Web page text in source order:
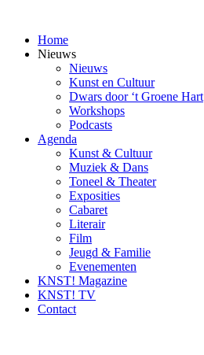
inhoudHome
Nieuws
Nieuws
Kunst en Cultuur
Dwars door ‘t Groene Hart
Workshops
Podcasts
Agenda
Kunst & Cultuur
Muziek & Dans
Toneel & Theater
Exposities
Cabaret
Literair
Film
Jeugd & Familie
Evenementen
KNST! Magazine
KNST! TV
Contact